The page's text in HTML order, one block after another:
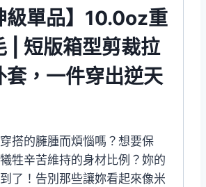
級單品】10.0oz重
| 短版箱型剪裁拉
套，一件穿出逆天
搭的臃腫而煩惱嗎？想要保
牲辛苦維持的身材比例？妳的
了！告別那些讓妳看起來像米